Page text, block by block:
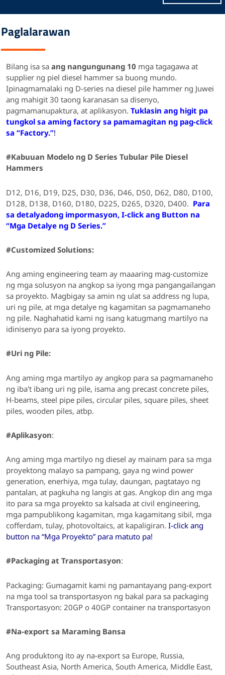
Paglalarawan
Bilang isa sa ang nangungunang 10 mga tagagawa at
supplier ng piel diesel hammer sa buong mundo.
Ipinagmamalaki ng D-series na diesel pile hammer ng Juwei
ang mahigit 30 taong karanasan sa disenyo,
pagmamanupaktura, at aplikasyon. Tuklasin ang higit pa
tungkol sa aming factory sa pamamagitan ng pag-click
sa “Factory.”!
#Kabuuan Modelo ng D Series Tubular Pile Diesel
Hammers
D12, D16, D19, D25, D30, D36, D46, D50, D62, D80, D100,
D128, D138, D160, D180, D225, D265, D320, D400. Para
sa detalyadong impormasyon, I-click ang Button na
“Mga Detalye ng D Series.”
#Customized Solutions:
Ang aming engineering team ay maaaring mag-customize
ng mga solusyon na angkop sa iyong mga pangangailangan
sa proyekto. Magbigay sa amin ng ulat sa address ng lupa,
uri ng pile, at mga detalye ng kagamitan sa pagmamaneho
ng pile. Naghahatid kami ng isang katugmang martilyo na
idinisenyo para sa iyong proyekto.
#Uri ng Pile:
Ang aming mga martilyo ay angkop para sa pagmamaneho
ng iba't ibang uri ng pile, isama ang precast concrete piles,
H-beams, steel pipe piles, circular piles, square piles, sheet
piles, wooden piles, atbp.
#Aplikasyon:
Ang aming mga martilyo ng diesel ay mainam para sa mga
proyektong malayo sa pampang, gaya ng wind power
generation, enerhiya, mga tulay, daungan, pagtatayo ng
pantalan, at pagkuha ng langis at gas. Angkop din ang mga
ito para sa mga proyekto sa kalsada at civil engineering,
mga pampublikong kagamitan, mga kagamitang sibil, mga
cofferdam, tulay, photovoltaics, at kapaligiran. I-click ang
button na “Mga Proyekto” para matuto pa!
#Packaging at Transportasyon:
Packaging: Gumagamit kami ng pamantayang pang-export
na mga tool sa transportasyon ng bakal para sa packaging
Transportasyon: 20GP o 40GP container na transportasyon
#Na-export sa Maraming Bansa
Ang produktong ito ay na-export sa Europe, Russia,
Southeast Asia, North America, South America, Middle East,